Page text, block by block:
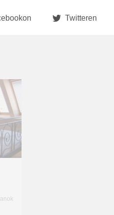
Twitteren